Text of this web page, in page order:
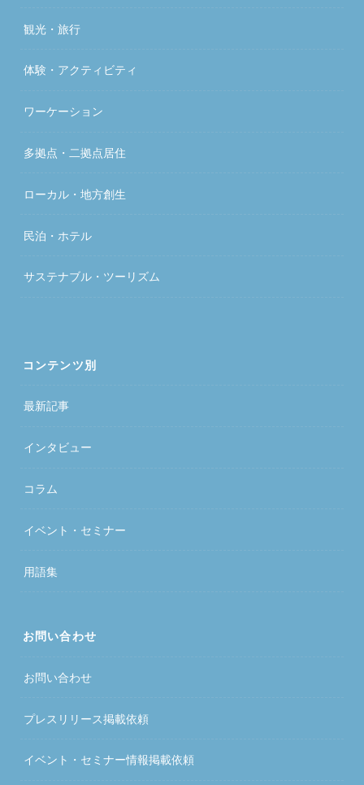
観光・旅行
体験・アクティビティ
ワーケーション
多拠点・二拠点居住
ローカル・地方創生
民泊・ホテル
サステナブル・ツーリズム
コンテンツ別
最新記事
インタビュー
コラム
イベント・セミナー
用語集
お問い合わせ
お問い合わせ
プレスリリース掲載依頼
イベント・セミナー情報掲載依頼